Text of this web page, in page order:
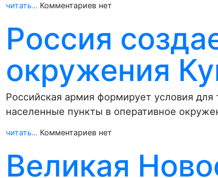
читать... Комментариев нет
Россия
окружения
Российская армия формирует условия
населенные пункты в оперативное
читать... Комментариев нет
Великая